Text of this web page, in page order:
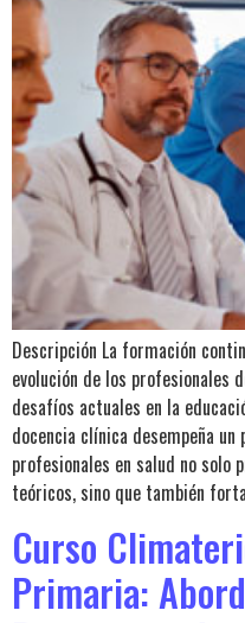
Descripción La formación
evolución de los profesionales
desafíos actuales en la
docencia clínica desempeña
profesionales en salud no solo
teóricos, sino que también
Curso
Primaria: